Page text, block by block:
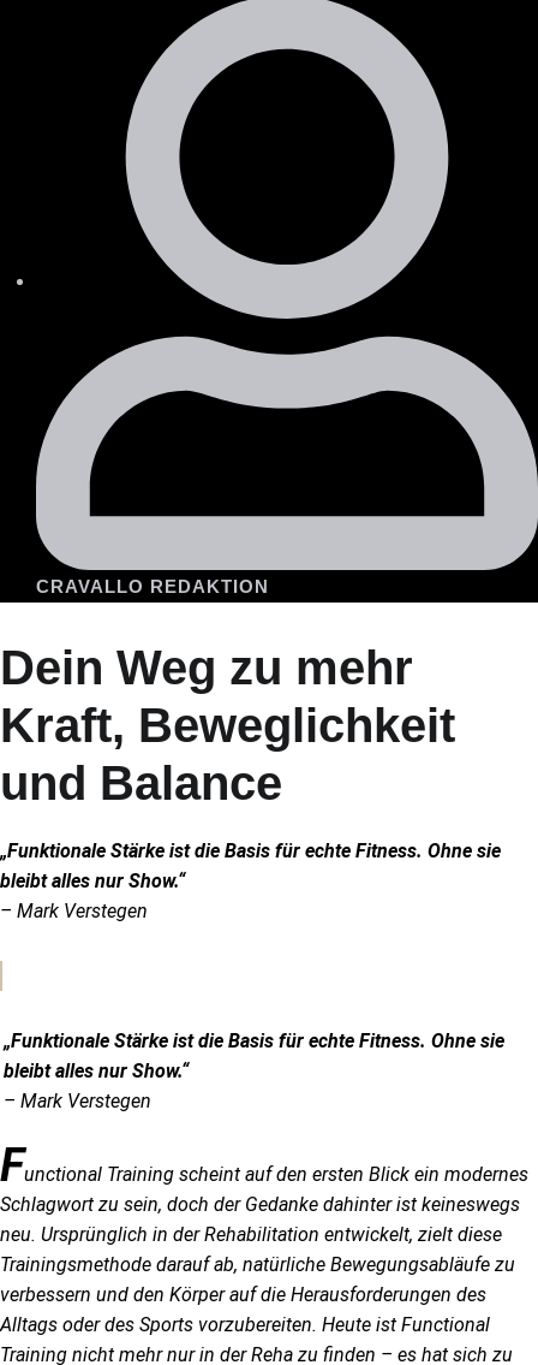
CRAVALLO REDAKTION
Dein Weg zu mehr
Kraft, Beweglichkeit
und Balance
„Funktionale Stärke ist die Basis für echte Fitness. Ohne sie
bleibt alles nur Show.“
– Mark Verstegen
„Funktionale Stärke ist die Basis für echte Fitness. Ohne sie
bleibt alles nur Show.“
– Mark Verstegen
Functional Training scheint auf den ersten Blick ein modernes
Schlagwort zu sein, doch der Gedanke dahinter ist keineswegs
neu. Ursprünglich in der Rehabilitation entwickelt, zielt diese
Trainingsmethode darauf ab, natürliche Bewegungsabläufe zu
verbessern und den Körper auf die Herausforderungen des
Alltags oder des Sports vorzubereiten. Heute ist Functional
Training nicht mehr nur in der Reha zu finden – es hat sich zu